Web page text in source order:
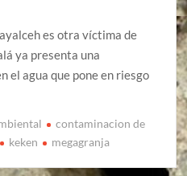
es otra víctima de
ya presenta una
el agua que pone en riesgo
contaminacion de
keken megagranja